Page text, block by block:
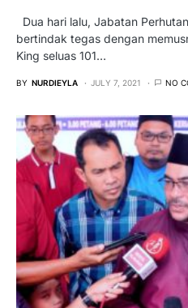
Dua hari lalu, Jabatan
bertindak tegas dengan
King seluas 101…
BY NURDIEYLA JULY 7, 2021 NO